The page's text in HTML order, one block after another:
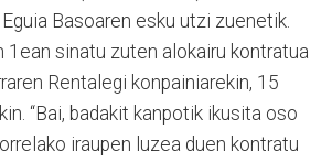
Basoaren esku utzi zuenetik.
1ean sinatu zuten alokairu kontratua
Rentalegi konpainiarekin, 15
“Bai, badakit kanpotik ikusita oso
iraupen luzea duen kontratu